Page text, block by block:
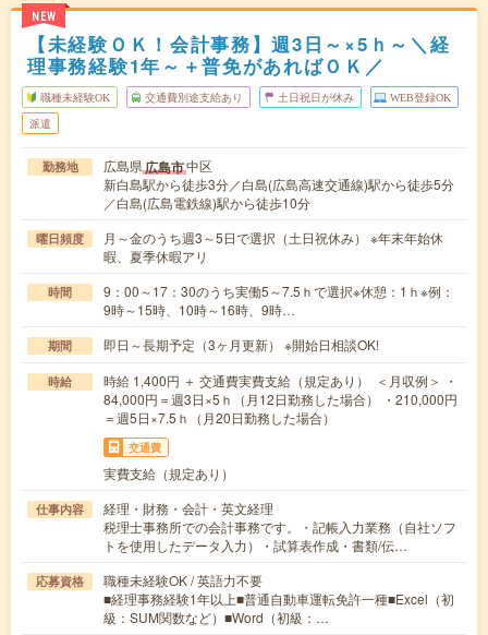
NEW
【未経験ＯＫ！会計事務】週3日～×5ｈ～＼経
理事務経験1年～＋普免があればＯＫ／
職種未経験OK 交通費別途支給あり 土日祝日が休み WEB登録OK
派遣
勤務地 広島県広島市中区
新白島駅から徒歩3分／白島(広島高速交通線)駅から徒歩5分
／白島(広島電鉄線)駅から徒歩10分
曜日頻度
月～金のうち週3～5日で選択（土日祝休み） ※年末年始休
暇、夏季休暇アリ
時間
9：00～17：30のうち実働5～7.5ｈで選択※休憩：1ｈ※例：
9時～15時、10時～16時、9時…
期間 即日～長期予定（3ヶ月更新） ※開始日相談OK!
時給
時給 1,400円 ＋ 交通費実費支給（規定あり） ＜月収例＞ ・
84,000円＝週3日×5ｈ（月12日勤務した場合） ・210,000円
＝週5日×7.5ｈ（月20日勤務した場合）
交通費
実費支給（規定あり）
仕事内容
経理・財務・会計・英文経理
税理士事務所での会計事務です。・記帳入力業務（自社ソフ
トを使用したデータ入力）・試算表作成・書類/伝…
応募資格
職種未経験OK / 英語力不要
■経理事務経験1年以上■普通自動車運転免許一種■Excel（初
級：SUM関数など）■Word（初級：…